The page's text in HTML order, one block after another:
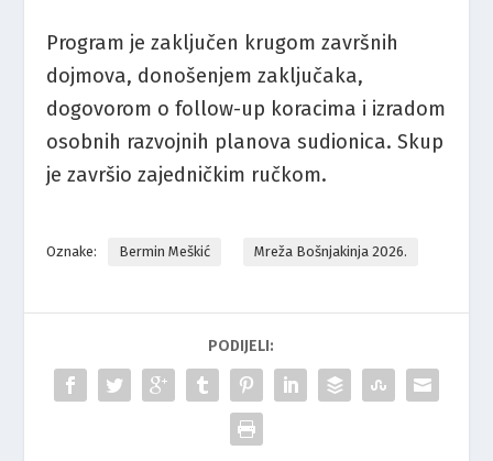
Program je zaključen krugom završnih
dojmova, donošenjem zaključaka,
dogovorom o follow-up koracima i izradom
osobnih razvojnih planova sudionica. Skup
je završio zajedničkim ručkom.
Oznake: Bermin Meškić Mreža Bošnjakinja 2026.
PODIJELI: